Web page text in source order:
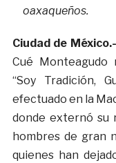
oaxaqueños.
Ciudad de México.-
Cué Monteagudo
“Soy Tradición,
efectuado en la
donde externó su
hombres de gran
quienes han